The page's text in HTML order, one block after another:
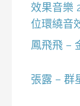
效果音樂
位環繞音
鳳飛飛 –
張露 – 群